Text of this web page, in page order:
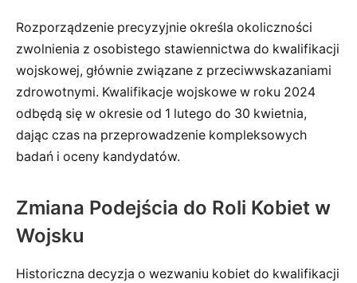
Rozporządzenie precyzyjnie określa okoliczności
zwolnienia z osobistego stawiennictwa do kwalifikacji
wojskowej, głównie związane z przeciwwskazaniami
zdrowotnymi. Kwalifikacje wojskowe w roku 2024
odbędą się w okresie od 1 lutego do 30 kwietnia,
dając czas na przeprowadzenie kompleksowych
badań i oceny kandydatów.
Zmiana Podejścia do Roli Kobiet w
Wojsku
Historiczna decyzja o wezwaniu kobiet do kwalifikacji